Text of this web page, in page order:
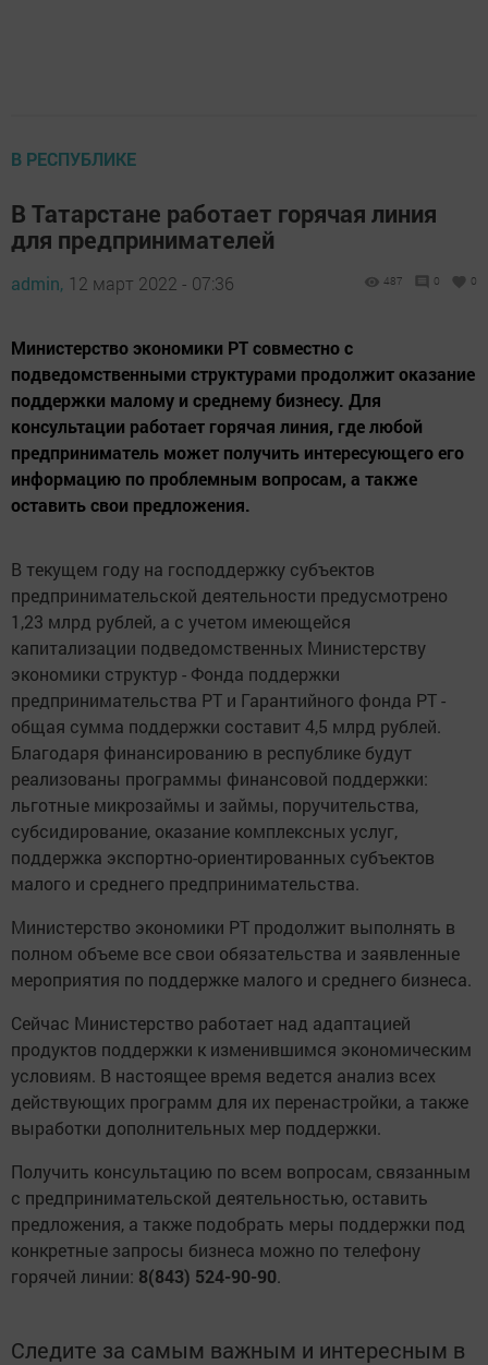
В РЕСПУБЛИКЕ
В Татарстане работает горячая линия
для предпринимателей
admin, 12 март 2022 - 07:36 487 0 0
Министерство экономики РТ совместно с
подведомственными структурами продолжит оказание
поддержки малому и среднему бизнесу. Для
консультации работает горячая линия, где любой
предприниматель может получить интересующего его
информацию по проблемным вопросам, а также
оставить свои предложения.
В текущем году на господдержку субъектов
предпринимательской деятельности предусмотрено
1,23 млрд рублей, а с учетом имеющейся
капитализации подведомственных Министерству
экономики структур - Фонда поддержки
предпринимательства РТ и Гарантийного фонда РТ -
общая сумма поддержки составит 4,5 млрд рублей.
Благодаря финансированию в республике будут
реализованы программы финансовой поддержки:
льготные микрозаймы и займы, поручительства,
субсидирование, оказание комплексных услуг,
поддержка экспортно-ориентированных субъектов
малого и среднего предпринимательства.
Министерство экономики РТ продолжит выполнять в
полном объеме все свои обязательства и заявленные
мероприятия по поддержке малого и среднего бизнеса.
Сейчас Министерство работает над адаптацией
продуктов поддержки к изменившимся экономическим
условиям. В настоящее время ведется анализ всех
действующих программ для их перенастройки, а также
выработки дополнительных мер поддержки.
Получить консультацию по всем вопросам, связанным
с предпринимательской деятельностью, оставить
предложения, а также подобрать меры поддержки под
конкретные запросы бизнеса можно по телефону
горячей линии: 8(843) 524-90-90.
Следите за самым важным и интересным в